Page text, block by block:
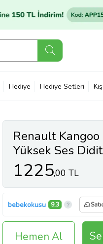
Hediye Hediye Setleri
Renault
Yüksek Ses
1225,00 TL
bebekokusu 9,3
Hemen Al